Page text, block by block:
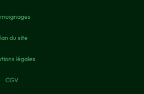
du site
légales
CGV